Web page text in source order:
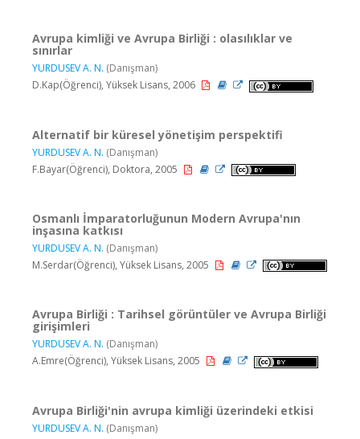
Avrupa kimliği ve Avrupa Birliği : olasılıklar ve
sınırlar
YURDUSEV A. N. (Danışman)
D.Kap(Öğrenci), Yüksek Lisans, 2006
Alternatif bir küresel yönetişim perspektifi
YURDUSEV A. N. (Danışman)
F.Bayar(Öğrenci), Doktora, 2005
Osmanlı İmparatorluğunun Modern Avrupa'nın
inşasına katkısı
YURDUSEV A. N. (Danışman)
M.Serdar(Öğrenci), Yüksek Lisans, 2005
Avrupa Birliği : Tarihsel görüntüler ve Avrupa Birliği
girişimleri
YURDUSEV A. N. (Danışman)
A.Emre(Öğrenci), Yüksek Lisans, 2005
Avrupa Birliği'nin avrupa kimliği üzerindeki etkisi
YURDUSEV A. N. (Danışman)